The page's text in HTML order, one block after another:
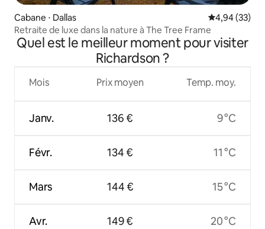
Cabane ⋅ Dallas Évaluation
4,94 (33)
Retraite de luxe dans la nature à The Tree Frame
Quel est le meilleur moment pour visiter
Richardson ?
Mois
Janv.
Févr.
Mars
Avr.
Prix moyen
136 €
134 €
144 €
149 €
Temp. moy.
9 °C
11 °C
15 °C
20 °C